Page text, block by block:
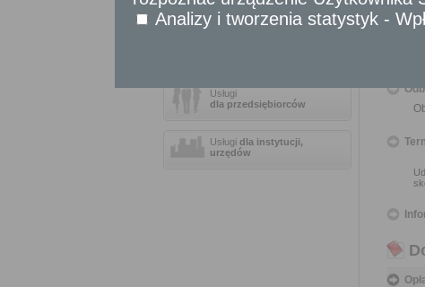
Sprawy komunikacyjne
Sprawy obywatelskie
Usługi
dla przedsiębiorców
Usługi dla instytucji,
urzędów
Analizy i tworzenia statystyk -